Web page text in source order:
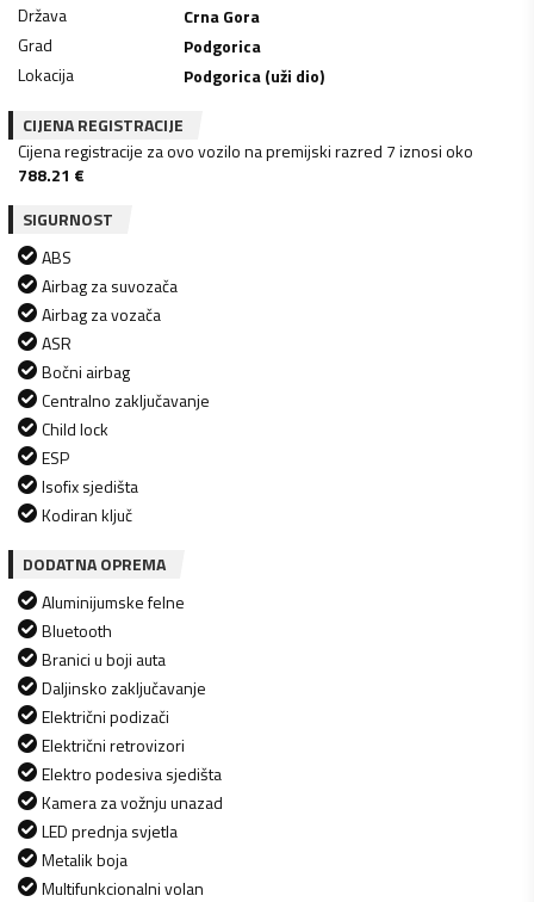
Država
Crna Gora
Grad
Podgorica
Lokacija
Podgorica (uži dio)
CIJENA REGISTRACIJE
Cijena registracije za ovo vozilo na premijski razred 7 iznosi oko
788.21 €
SIGURNOST
ABS
Airbag za suvozača
Airbag za vozača
ASR
Bočni airbag
Centralno zaključavanje
Child lock
ESP
Isofix sjedišta
Kodiran ključ
DODATNA OPREMA
Aluminijumske felne
Bluetooth
Branici u boji auta
Daljinsko zaključavanje
Električni podizači
Električni retrovizori
Elektro podesiva sjedišta
Kamera za vožnju unazad
LED prednja svjetla
Metalik boja
Multifunkcionalni volan